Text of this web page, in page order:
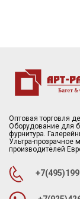
Оптовая торговля
Оборудование для
фурнитура.
Ультра-прозрачное
производителей